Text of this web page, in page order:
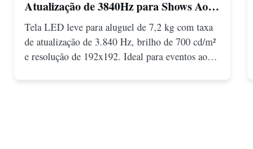
Atualização de 3840Hz para Shows Ao
Vivo
Tela LED leve para aluguel de 7,2 kg com taxa
de atualização de 3.840 Hz, brilho de 700 cd/m²
e resolução de 192x192. Ideal para eventos ao